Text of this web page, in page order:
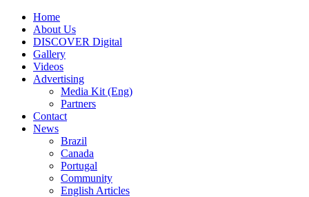
Home
About Us
DISCOVER Digital
Gallery
Videos
Advertising
Media Kit (Eng)
Partners
Contact
News
Brazil
Canada
Portugal
Community
English Articles